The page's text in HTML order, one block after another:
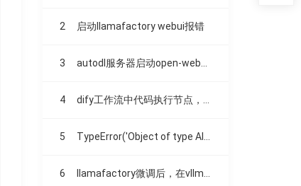
2 启动llamafactory webui报错
3
4
5
6